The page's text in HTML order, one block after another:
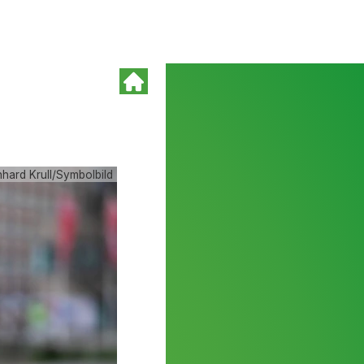
Krull/Symbolbild